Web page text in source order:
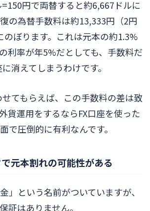
円で両替すると約6,667ドルに
の為替手数料は約13,333円（2円
ぼります。これは元本の約1.3%
利率が年5%だとしても、手数料だ
消えてしまうわけです。
せてもらえば、この手数料の差は致
貨運用をするならFX口座を使った
で圧倒的に有利なんです。
元本割れの可能性がある
」という名前がついていますが、
証はありません。